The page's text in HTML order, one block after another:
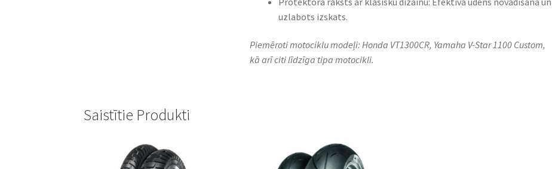
uzlabots izskats.​
Piemēroti motociklu modeļi: Honda VT1300CR, Yamaha V-Star 1100 Custom,
kā arī citi līdzīga tipa motocikli.
Saistītie Produkti